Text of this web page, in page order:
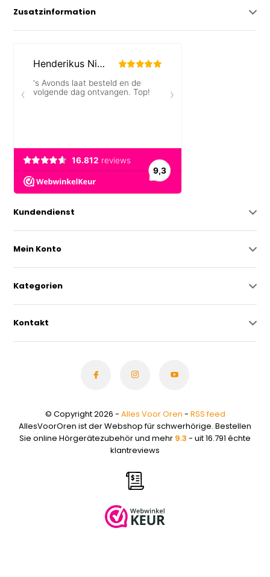
Zusatzinformation
Kundendienst
Mein Konto
Kategorien
Kontakt
© Copyright 2026 - Alles Voor Oren - RSS feed
AllesVoorOren ist der Webshop für schwerhörige. Bestellen
Sie online Hörgerätezubehör und mehr 9.3 - uit 16.791 échte
klantreviews